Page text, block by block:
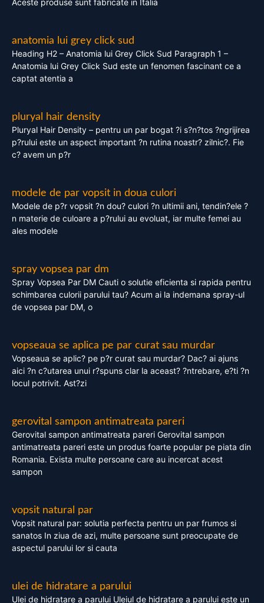
Aceste produse sunt fabricate in Italia
anatomia lui grey click sud
Heading H2 – Anatomia lui Grey Click Sud Paragraph 1 –
Anatomia lui Grey Click Sud este un fenomen fascinant ce a
captat atentia a
pluryal hair density
Pluryal Hair Density – pentru un par bogat ?i s?n?tos ?ngrijirea
p?rului este un aspect important ?n rutina noastr? zilnic?. Fie
c? avem un p?r
modele de par vopsit in doua culori
Modele de p?r vopsit ?n dou? culori ?n ultimii ani, tendin?ele ?
n materie de culoare a p?rului au evoluat, iar multe femei au
ales modele
spray vopsea par dm
Spray Vopsea Par DM Cauti o solutie eficienta si rapida pentru
schimbarea culorii parului tau? Acum ai la indemana spray-ul
de vopsea par DM, o
vopseaua se aplica pe par curat sau murdar
Vopseaua se aplic? pe p?r curat sau murdar? Dac? ai ajuns
aici ?n c?utarea unui r?spuns clar la aceast? ?ntrebare, e?ti ?n
locul potrivit. Ast?zi
gerovital sampon antimatreata pareri
Gerovital sampon antimatreata pareri Gerovital sampon
antimatreata pareri este un produs foarte popular pe piata din
Romania. Exista multe persoane care au incercat acest
sampon
vopsit natural par
Vopsit natural par: solutia perfecta pentru un par frumos si
sanatos In ziua de azi, multe persoane sunt preocupate de
aspectul parului lor si cauta
ulei de hidratare a parului
Ulei de hidratare a parului Uleiul de hidratare a parului este un